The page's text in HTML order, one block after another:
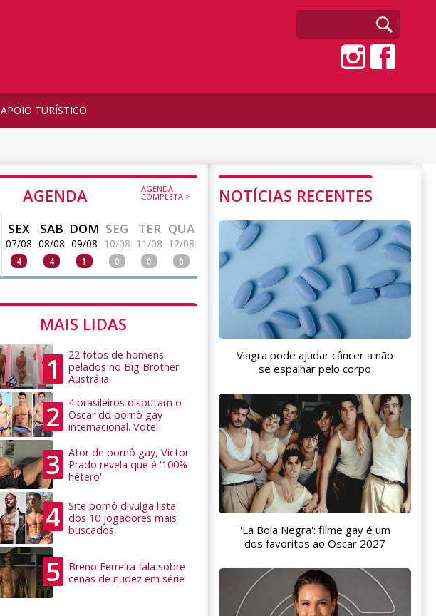
APOIO TURÍSTICO
AGENDA AGENDA
COMPLETA >
SEX
07/08
4
SAB
08/08
4
DOM
09/08
1
SEG
10/08
0
TER
11/08
0
QUA
12/08
0
MAIS LIDAS
1
22 fotos de homens
pelados no Big Brother
Austrália
2
4 brasileiros disputam o
Oscar do pornô gay
internacional. Vote!
3
Ator de pornô gay, Victor
Prado revela que é '100%
hétero'
4
Site pornô divulga lista
dos 10 jogadores mais
buscados
5
Breno Ferreira fala sobre
cenas de nudez em série
NOTÍCIAS RECENTES
Viagra pode ajudar câncer a não
se espalhar pelo corpo
'La Bola Negra': filme gay é um
dos favoritos ao Oscar 2027